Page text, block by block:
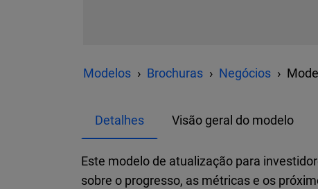
Modelos Brochuras Negócios
Detalhes Visão geral do modelo
Este modelo de atualização para
sobre o progresso, as métricas e os